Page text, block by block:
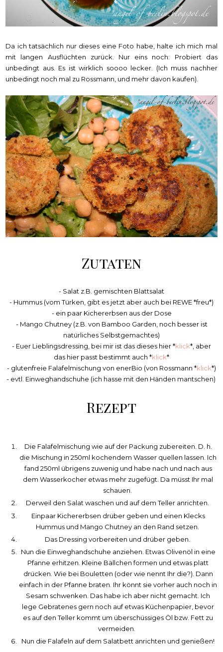
Da ich tatsächlich nur dieses eine Foto habe, halte ich mich mal
mit langen Ausflüchten zurück. Nur eins noch: Probiert das
unbedingt aus. Es ist wirklich soooo lecker. (Ich muss nachher
unbedingt noch mal zu Rossmann, und mehr davon kaufen).
Zutaten
- Salat z.B. gemischten Blattsalat
- Hummus (vom Türken, gibt es jetzt aber auch bei REWE *freu*)
- ein paar Kichererbsen aus der Dose
- Mango Chutney (z.B. von Bamboo Garden, noch besser ist
natürliches Selbstgemachtes)
- Euer Lieblingsdressing, bei mir ist das dieses hier *klick*, aber
das hier passt bestimmt auch *klick*
- glutenfreie Falafelmischung von enerBio (von Rossmann *klick*)
- evtl. Einweghandschuhe (ich hasse mit den Händen mantschen)
Rezept
Die Falafelmischung wie auf der Packung zubereiten. D. h.
die Mischung in 250ml kochendem Wasser quellen lassen. Ich
fand 250ml übrigens zuwenig und habe nach und nach aus
dem Wasserkocher etwas mehr zugefügt. Da müsst Ihr mal
schauen.
Derweil den Salat waschen und auf dem Teller anrichten.
Einpaar Kichererbsen drüber geben und einen Klecks
Hummus und Mango Chutney an den Rand setzen.
Das Dressing vorbereiten und drüber geben.
Nun die Einweghandschuhe anziehen. Etwas Olivenöl in eine
Pfanne erhitzen. Kleine Bällchen formen und etwas platt
drücken. Wie bei Bouletten (oder wie nennt Ihr die?). Dann
einfach in der Pfanne braten. Ihr könnt sie vorher auch noch in
Sesam schwenken. Das habe ich aber nicht gemacht. Ich
lege Gebratenes gern noch auf etwas Küchenpapier, bevor
es auf den Teller kommt um überschüssiges Öl bzw. Fett zu
vermeiden.
Nun die Falafeln auf dem Salatbett anrichten und genießen!